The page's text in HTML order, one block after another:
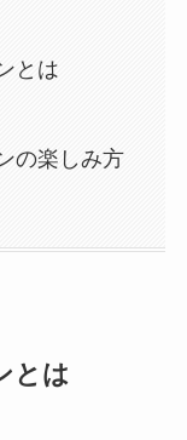
とは
の楽しみ方
とは